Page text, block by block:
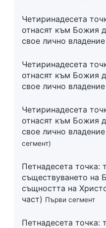
Четиринадесета
отнасят към Божия
свое лично владение
Четиринадесета
отнасят към Божия
свое лично владение
Четиринадесета
отнасят към Божия
свое лично владение
сегмент)
Петнадесета точка:
съществуването на
същността на
част) Първи сегмент
Петнадесета точка: